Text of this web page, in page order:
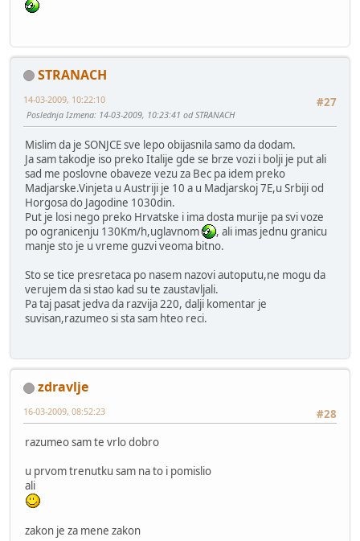
STRANACH
#27
14-03-2009, 10:22:10
Poslednja Izmena: 14-03-2009, 10:23:41 od STRANACH
Mislim da je SONJCE sve lepo obijasnila samo da dodam.
Ja sam takodje iso preko Italije gde se brze vozi i bolji je put ali
sad me poslovne obaveze vezu za Bec pa idem preko
Madjarske.Vinjeta u Austriji je 10 a u Madjarskoj 7E,u Srbiji od
Horgosa do Jagodine 1030din.
Put je losi nego preko Hrvatske i ima dosta murije pa svi voze
po ogranicenju 130Km/h,uglavnom
, ali imas jednu granicu
manje sto je u vreme guzvi veoma bitno.
Sto se tice presretaca po nasem nazovi autoputu,ne mogu da
verujem da si stao kad su te zaustavljali.
Pa taj pasat jedva da razvija 220, dalji komentar je
suvisan,razumeo si sta sam hteo reci.
zdravlje
#28
16-03-2009, 08:52:23
razumeo sam te vrlo dobro
u prvom trenutku sam na to i pomislio
ali
zakon je za mene zakon